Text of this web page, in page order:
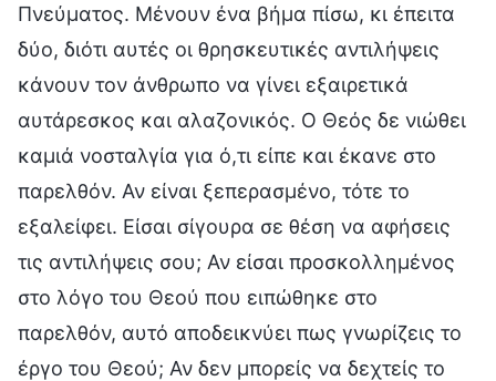
Πνεύματος. Μένουν ένα βήμα πίσω, κι έπειτα
δύο, διότι αυτές οι θρησκευτικές αντιλήψεις
κάνουν τον άνθρωπο να γίνει εξαιρετικά
αυτάρεσκος και αλαζονικός. Ο Θεός δε νιώθει
καμιά νοσταλγία για ό,τι είπε και έκανε στο
παρελθόν. Αν είναι ξεπερασμένο, τότε το
εξαλείφει. Είσαι σίγουρα σε θέση να αφήσεις
τις αντιλήψεις σου; Αν είσαι προσκολλημένος
στο λόγο του Θεού που ειπώθηκε στο
παρελθόν, αυτό αποδεικνύει πως γνωρίζεις το
έργο του Θεού; Αν δεν μπορείς να δεχτείς το